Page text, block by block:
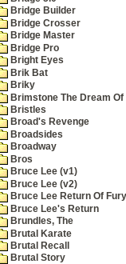
Bridge Builder
Bridge Crosser
Bridge Master
Bridge Pro
Bright Eyes
Brik Bat
Briky
Brimstone The Dream Of
Bristles
Broad's Revenge
Broadsides
Broadway
Bros
Bruce Lee (v1)
Bruce Lee (v2)
Bruce Lee Return Of Fury
Bruce Lee's Return
Brundles, The
Brutal Karate
Brutal Recall
Brutal Story